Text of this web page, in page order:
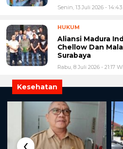
Senin, 13 Juli 2026 -
HUKUM
Aliansi Madura
Chellow Dan
Surabaya
Rabu, 8 Juli 2026 - 21:17
Kesehatan